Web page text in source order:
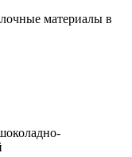
материалы в